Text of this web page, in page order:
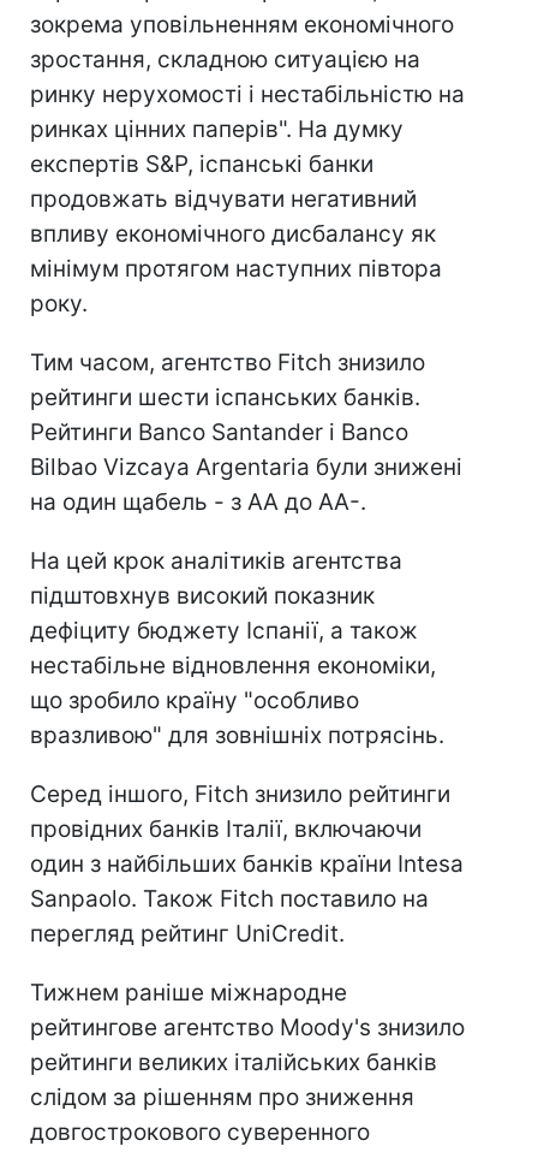
зокрема уповільненням економічного
зростання, складною ситуацією на
ринку нерухомості і нестабільністю на
ринках цінних паперів". На думку
експертів S&P, іспанські банки
продовжать відчувати негативний
впливу економічного дисбалансу як
мінімум протягом наступних півтора
року.
Тим часом, агентство Fitch знизило
рейтинги шести іспанських банків.
Рейтинги Banco Santander і Banco
Bilbao Vizcaya Argentaria були знижені
на один щабель - з АА до АА-.
На цей крок аналітиків агентства
підштовхнув високий показник
дефіциту бюджету Іспанії, а також
нестабільне відновлення економіки,
що зробило країну "особливо
вразливою" для зовнішніх потрясінь.
Серед іншого, Fitch знизило рейтинги
провідних банків Італії, включаючи
один з найбільших банків країни Intesa
Sanpaolo. Також Fitch поставило на
перегляд рейтинг UniCredit.
Тижнем раніше міжнародне
рейтингове агентство Moody's знизило
рейтинги великих італійських банків
слідом за рішенням про зниження
довгострокового суверенного